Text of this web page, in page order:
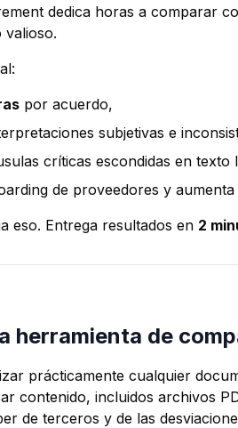
dedica horas a comparar
valioso.
por acuerdo,
subjetivas e
críticas escondidas en texto
de proveedores y
eso. Entrega resultados en 2
herramienta de
prácticamente cualquier
contenido, incluidos archivos
de terceros y de las